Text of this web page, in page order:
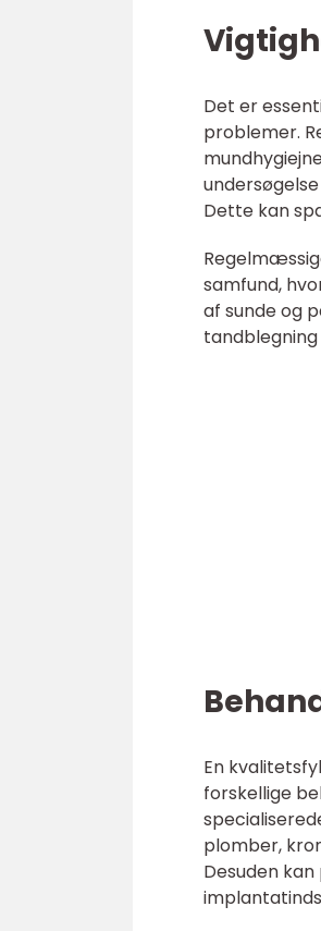
Det er
problemer.
Dette kan
samfund,
af sunde og
En
forskellige
plomber,
Desuden